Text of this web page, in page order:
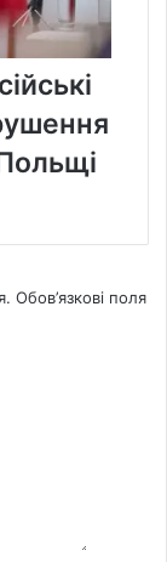
Обов’язкові поля